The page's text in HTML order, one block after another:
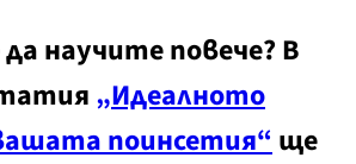
научите повече? В
„Идеалното
поинсетия“ще